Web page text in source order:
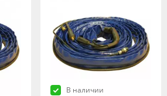
В наличии